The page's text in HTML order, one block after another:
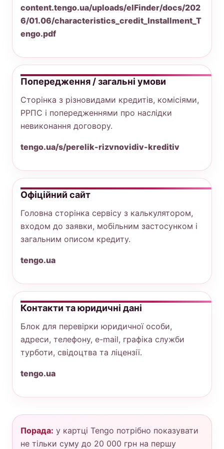
content.tengo.ua/uploads/elFinder/docs/202
6/01.06/characteristics_credit_Installment_T
engo.pdf
Попередження / загальні умови
Сторінка з різновидами кредитів, комісіями,
РРПС і попередженнями про наслідки
невиконання договору.
tengo.ua/s/perelik-rizvnovidiv-kreditiv
Офіційний сайт
Головна сторінка сервісу з калькулятором,
входом до заявки, мобільним застосунком і
загальним описом кредиту.
tengo.ua
Контакти та юридичні дані
Блок для перевірки юридичної особи,
адреси, телефону, e-mail, графіка служби
турботи, свідоцтва та ліцензії.
tengo.ua
Порада: у картці Tengo потрібно показувати
не тільки суму до 20 000 грн на першу